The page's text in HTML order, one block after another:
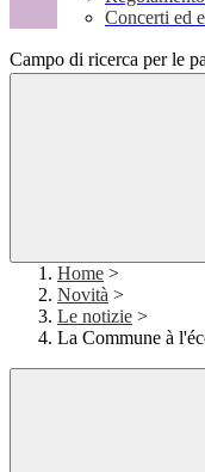
Concerti ed
Campo di ricerca per le
Home >
Novità >
Le notizie >
La Commune à